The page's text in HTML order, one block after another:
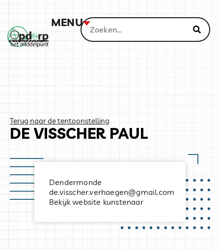
MENU
Terug naar de tentoonstelling
DE VISSCHER PAUL
Dendermonde
de.visscher.verhaegen@gmail.com
Bekijk website kunstenaar